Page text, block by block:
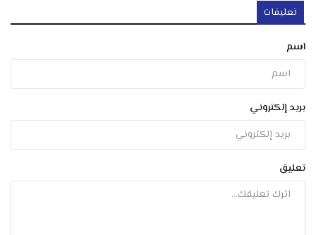
تعليقات
اسم
بريد إلكتروني
تعليق